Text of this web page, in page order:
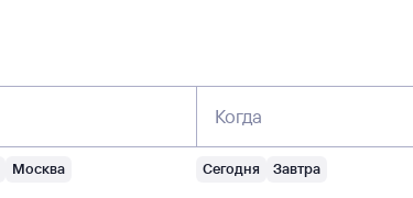
Москва
Когда
Сегодня Завтра